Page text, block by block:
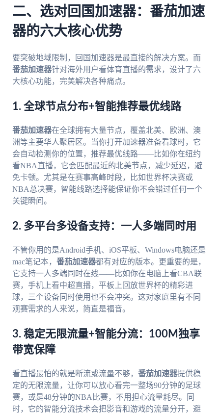
二、选对回国加速器：番茄加速
器的六大核心优势
要突破地域限制，回国加速器是最直接的解决方案。而
番茄加速器针对海外用户看体育直播的需求，设计了六
大核心功能，完美解决各种痛点。
1. 全球节点分布+智能推荐最优线路
番茄加速器在全球拥有大量节点，覆盖北美、欧洲、澳
洲等主要华人聚居区。当你打开加速器准备看球时，它
会自动检测你的位置，推荐最优线路——比如你在纽约
看NBA直播，它会匹配最近的北美节点，减少延迟，避
免卡顿。尤其是在赛事高峰时段，比如世界杯决赛或
NBA总决赛，智能线路选择能保证你不会错过任何一个
关键瞬间。
2. 多平台多设备支持：一人多端同时用
不管你用的是Android手机、iOS平板、Windows电脑还是
mac笔记本， 番茄加速器都有对应的版本。更重要的是，
它支持一人多端同时在线——比如你在电脑上看CBA联
赛，手机上看中超直播，平板上回放世界杯的精彩进
球，三个设备同时使用也不会冲突。这对家庭里有不同
观赛需求的人来说，简直是福音。
3. 稳定无限流量+智能分流：100M独享
带宽保障
看直播最怕的就是断流或流量不够， 番茄加速器提供稳
定的无限流量，让你可以放心看完一整场90分钟的足球
赛，或是48分钟的NBA比赛，不用担心流量耗尽。同
时，它的智能分流技术会把影音和游戏的流量分开，避